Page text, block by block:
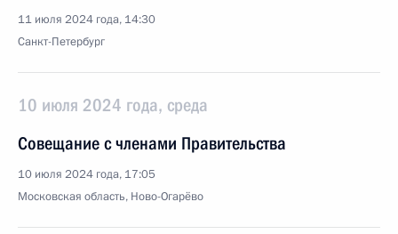
11 июля 2024 года, 14:30
Санкт-Петербург
10 июля 2024 года, среда
Совещание с членами Правительства
10 июля 2024 года, 17:05
Московская область, Ново-Огарёво